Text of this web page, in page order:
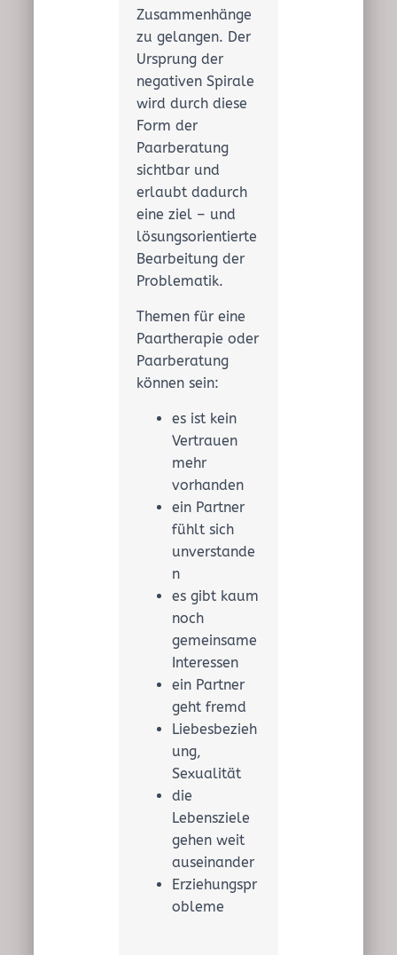
Zusammenhänge
zu gelangen. Der
Ursprung der
negativen Spirale
wird durch diese
Form der
Paarberatung
sichtbar und
erlaubt dadurch
eine ziel – und
lösungsorientierte
Bearbeitung der
Problematik.
Themen für eine
Paartherapie oder
Paarberatung
können sein:
es ist kein
Vertrauen
mehr
vorhanden
ein Partner
fühlt sich
unverstande
n
es gibt kaum
noch
gemeinsame
Interessen
ein Partner
geht fremd
Liebesbezieh
ung,
Sexualität
die
Lebensziele
gehen weit
auseinander
Erziehungspr
obleme